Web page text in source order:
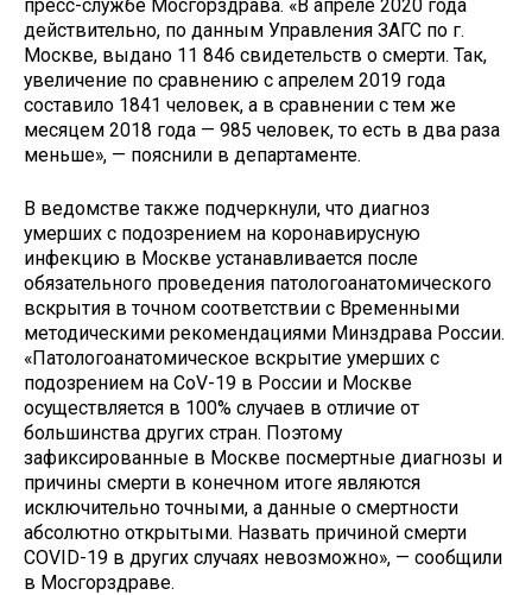
пресс-службе Мосгорздрава. «В апреле 2020 года
действительно, по данным Управления ЗАГС по г.
Москве, выдано 11 846 свидетельств о смерти. Так,
увеличение по сравнению с апрелем 2019 года
составило 1841 человек, а в сравнении с тем же
месяцем 2018 года — 985 человек, то есть в два раза
меньше», — пояснили в департаменте.
В ведомстве также подчеркнули, что диагноз
умерших с подозрением на коронавирусную
инфекцию в Москве устанавливается после
обязательного проведения патологоанатомического
вскрытия в точном соответствии с Временными
методическими рекомендациями Минздрава России.
«Патологоанатомическое вскрытие умерших с
подозрением на CoV-19 в России и Москве
осуществляется в 100% случаев в отличие от
большинства других стран. Поэтому
зафиксированные в Москве посмертные диагнозы и
причины смерти в конечном итоге являются
исключительно точными, а данные о смертности
абсолютно открытыми. Назвать причиной смерти
COVID-19 в других случаях невозможно», — сообщили
в Мосгорздраве.